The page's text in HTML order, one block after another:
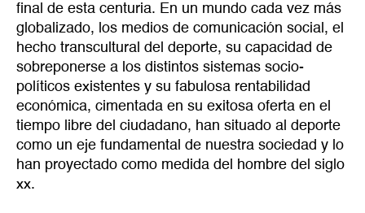
final de esta centuria. En un mundo cada vez más
globalizado, los medios de comunicación social, el
hecho transcultural del deporte, su capacidad de
sobreponerse a los distintos sistemas socio-
políticos existentes y su fabulosa rentabilidad
económica, cimentada en su exitosa oferta en el
tiempo libre del ciudadano, han situado al deporte
como un eje fundamental de nuestra sociedad y lo
han proyectado como medida del hombre del siglo
xx.